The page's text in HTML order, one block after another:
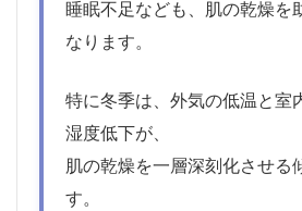
睡眠不足なども、肌の乾燥を
なります。
特に冬季は、外気の低温と室
湿度低下が、
肌の乾燥を一層深刻化させる
す。